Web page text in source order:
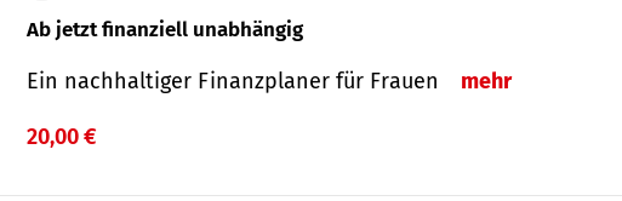
Ab jetzt finanziell unabhängig
Ein nachhaltiger Finanzplaner für Frauen mehr
20,00 €